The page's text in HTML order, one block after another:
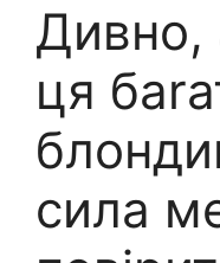
Дивно,
ця
сила